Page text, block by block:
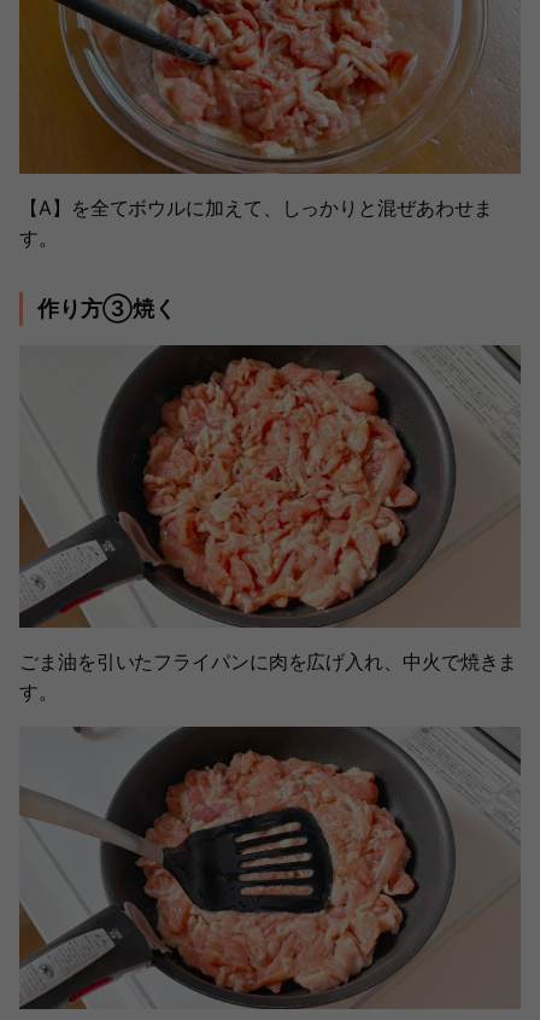
【A】を全てボウルに加えて、しっかりと混ぜあわせま
す。
作り方③焼く
ごま油を引いたフライパンに肉を広げ入れ、中火で焼きま
す。